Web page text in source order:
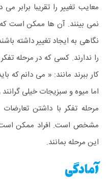
معایب تغییر را تقریبا برابر
نگاهی به ایجاد تغییر داشته
را ندارند. کسی که در مرحله
کار ببرند مانند: « می دانم که
اما میوه و سبزیجات خیلی
مرحله تفکر با داشتن
مشخص است. افراد ممکن است
این مرحله بمانند.
آمادگی